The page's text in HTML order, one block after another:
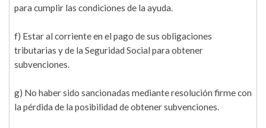
para cumplir las condiciones de la ayuda.
f) Estar al corriente en el pago de sus obligaciones
tributarias y de la Seguridad Social para obtener
subvenciones.
g) No haber sido sancionadas mediante resolución firme con
la pérdida de la posibilidad de obtener subvenciones.